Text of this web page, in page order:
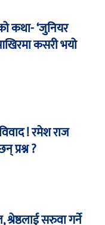
कथा- ‘जुनियर
कसरी भयो
! रमेश राज
प्रश्न ?
सरुवा गर्ने